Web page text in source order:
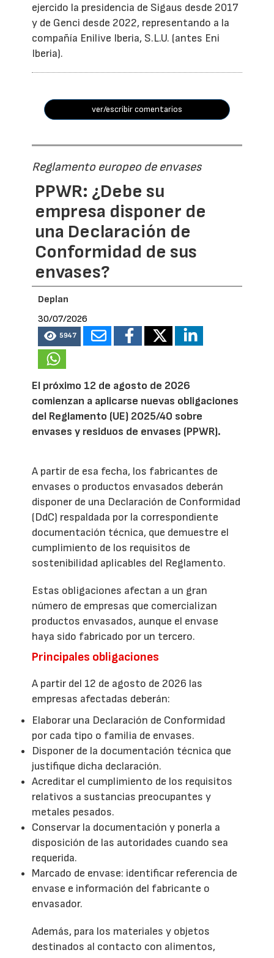
ejercido la presidencia de Sigaus desde 2017
y de Genci desde 2022, representando a la
compañía Enilive Iberia, S.L.U. (antes Eni
Iberia).
ver/escribir comentarios
Reglamento europeo de envases
PPWR: ¿Debe su
empresa disponer de
una Declaración de
Conformidad de sus
envases?
Deplan
30/07/2026
5947
El próximo 12 de agosto de 2026
comienzan a aplicarse nuevas obligaciones
del Reglamento (UE) 2025/40 sobre
envases y residuos de envases (PPWR).
A partir de esa fecha, los fabricantes de
envases o productos envasados deberán
disponer de una Declaración de Conformidad
(DdC) respaldada por la correspondiente
documentación técnica, que demuestre el
cumplimiento de los requisitos de
sostenibilidad aplicables del Reglamento.
Estas obligaciones afectan a un gran
número de empresas que comercializan
productos envasados, aunque el envase
haya sido fabricado por un tercero.
Principales obligaciones
A partir del 12 de agosto de 2026 las
empresas afectadas deberán:
Elaborar una Declaración de Conformidad
por cada tipo o familia de envases.
Disponer de la documentación técnica que
justifique dicha declaración.
Acreditar el cumplimiento de los requisitos
relativos a sustancias preocupantes y
metales pesados.
Conservar la documentación y ponerla a
disposición de las autoridades cuando sea
requerida.
Marcado de envase: identificar referencia de
envase e información del fabricante o
envasador.
Además, para los materiales y objetos
destinados al contacto con alimentos,